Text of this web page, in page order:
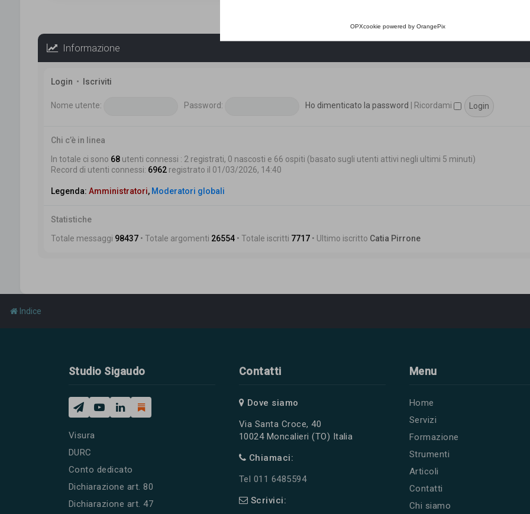
OPXcookie powered by OrangePix
Informazione
Login • Iscriviti
Nome utente: Password: Ho dimenticato la password Ricordami
Chi c’è in linea
In totale ci sono 68utenti connessi : 2 registrati, 0 nascosti e 66 ospiti (basato sugli utenti attivi negli ultimi 5 minuti)
Record di utenti connessi: 6962registrato il 01/03/2026, 14:40
Legenda: Amministratori, Moderatori globali
Statistiche
Totale messaggi 98437• Totale argomenti 26554• Totale iscritti 7717• Ultimo iscritto Catia Pirrone
Indice
Studio Sigaudo
Visura
DURC
Conto dedicato
Dichiarazione art. 80
Dichiarazione art. 47
Contatti
Dove siamo
Via Santa Croce, 40
10024 Moncalieri (TO) Italia
Chiamaci:
Tel 011 6485594
Scrivici:
Menu
Home
Servizi
Formazione
Strumenti
Articoli
Contatti
Chi siamo